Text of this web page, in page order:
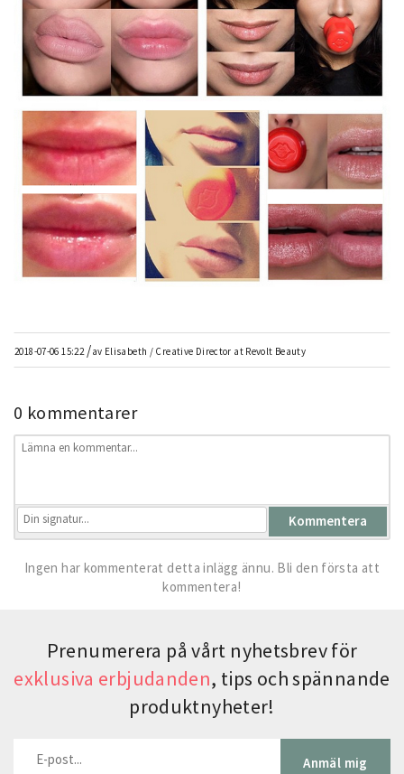
2018-07-06 15:22/av Elisabeth / Creative Director at Revolt Beauty
0 kommentarer
Ingen har kommenterat detta inlägg ännu. Bli den första att
kommentera!
Prenumerera på vårt nyhetsbrev för
exklusiva erbjudanden, tips och spännande
produktnyheter!
Anmäl mig